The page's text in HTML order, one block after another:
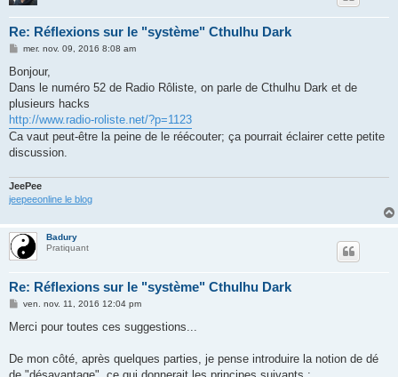
Re: Réflexions sur le "système" Cthulhu Dark
M
s
a
g
mer. nov. 09, 2016 8:08 am
Bonjour,
Dans le numéro 52 de Radio Rôliste, on parle de Cthulhu Dark et de
plusieurs hacks
http://www.radio-roliste.net/?p=1123
Ca vaut peut-être la peine de le réécouter; ça pourrait éclairer cette petite
discussion.
JeePee
jeepeeonline le blog
Badury
Pratiquant
Re: Réflexions sur le "système" Cthulhu Dark
M
s
g
ven. nov. 11, 2016 12:04 pm
Merci pour toutes ces suggestions...
De mon côté, après quelques parties, je pense introduire la notion de dé